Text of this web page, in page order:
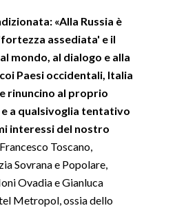
«Alla Russia è
assediata' e il
mondo, al dialogo e alla
Paesi occidentali, Italia
rinuncino al proprio
a qualsivoglia tentativo
interessi del nostro
Toscano,
Sovrana e Popolare,
Ovadia e Gianluca
Metropol, ossia dello